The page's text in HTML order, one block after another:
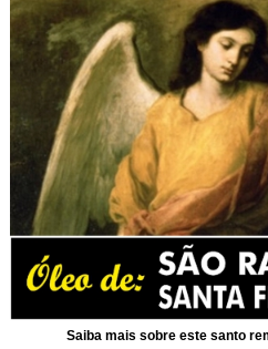
Saiba mais sobre este santo